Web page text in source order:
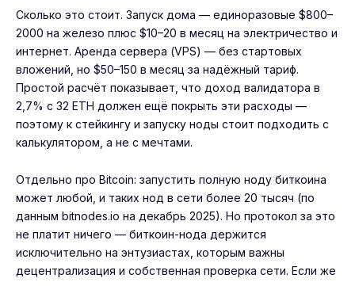
Сколько это стоит. Запуск дома — единоразовые $800–
2000 на железо плюс $10–20 в месяц на электричество и
интернет. Аренда сервера (VPS) — без стартовых
вложений, но $50–150 в месяц за надёжный тариф.
Простой расчёт показывает, что доход валидатора в
2,7% с 32 ETH должен ещё покрыть эти расходы —
поэтому к стейкингу и запуску ноды стоит подходить с
калькулятором, а не с мечтами.
Отдельно про Bitcoin: запустить полную ноду биткоина
может любой, и таких нод в сети более 20 тысяч (по
данным bitnodes.io на декабрь 2025). Но протокол за это
не платит ничего — биткоин-нода держится
исключительно на энтузиастах, которым важны
децентрализация и собственная проверка сети. Если же